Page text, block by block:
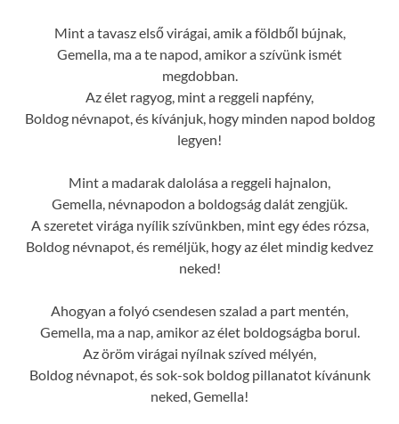
Mint a tavasz első virágai, amik a földből bújnak,
Gemella, ma a te napod, amikor a szívünk ismét
megdobban.
Az élet ragyog, mint a reggeli napfény,
Boldog névnapot, és kívánjuk, hogy minden napod boldog
legyen!
Mint a madarak dalolása a reggeli hajnalon,
Gemella, névnapodon a boldogság dalát zengjük.
A szeretet virága nyílik szívünkben, mint egy édes rózsa,
Boldog névnapot, és reméljük, hogy az élet mindig kedvez
neked!
Ahogyan a folyó csendesen szalad a part mentén,
Gemella, ma a nap, amikor az élet boldogságba borul.
Az öröm virágai nyílnak szíved mélyén,
Boldog névnapot, és sok-sok boldog pillanatot kívánunk
neked, Gemella!